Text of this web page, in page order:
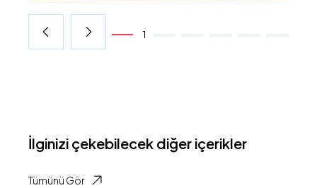
1
İlginizi çekebilecek diğer içerikler
Tümünü Gör